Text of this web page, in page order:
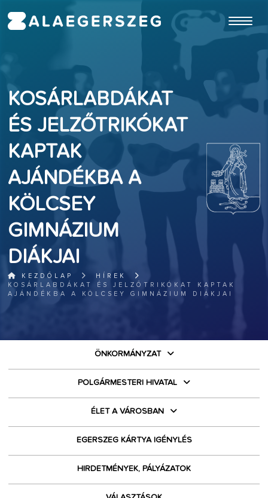
KOSÁRLABDÁKAT
ÉS JELZŐTRIKÓKAT
KAPTAK
AJÁNDÉKBA A
KÖLCSEY
GIMNÁZIUM
DIÁKJAI
KEZDŐLAP
HÍREK
KOSÁRLABDÁKAT ÉS JELZŐTRIKÓKAT KAPTAK
AJÁNDÉKBA A KÖLCSEY GIMNÁZIUM DIÁKJAI
ÖNKORMÁNYZAT
POLGÁRMESTERI HIVATAL
ÉLET A VÁROSBAN
EGERSZEG KÁRTYA IGÉNYLÉS
HIRDETMÉNYEK, PÁLYÁZATOK